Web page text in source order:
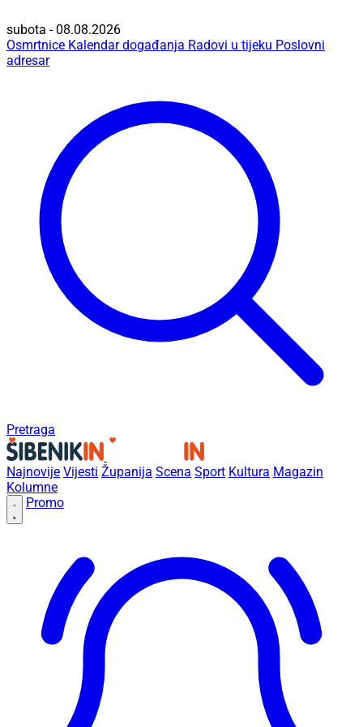
subota - 08.08.2026
Osmrtnice Kalendar događanja Radovi u tijeku Poslovni
adresar
Pretraga
Najnovije Vijesti Županija Scena Sport Kultura Magazin
Kolumne
Promo